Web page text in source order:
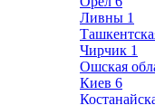
Ливны 1
Чирчик 1
Ошская
Киев 6